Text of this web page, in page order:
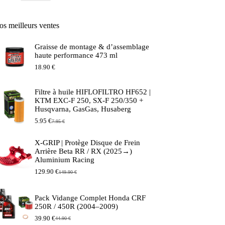
meilleurs ventes
Graisse de montage & d’assemblage
haute performance 473 ml
18.90 €
Filtre à huile HIFLOFILTRO HF652 |
KTM EXC-F 250, SX-F 250/350 +
Husqvarna, GasGas, Husaberg
7.95€
Le
initial
était :
7.95 €.
5.95 €
Le
actuel
est :
5.95 €.
X-GRIP | Protège Disque de Frein
Arrière Beta RR / RX (2025→)
Aluminium Racing
149.90€
Le
était :
149.90 €.
129.90 €
Le
est :
129.90 €.
Pack Vidange Complet Honda CRF
250R / 450R (2004–2009)
44.90€
Le
39.90 €
Le